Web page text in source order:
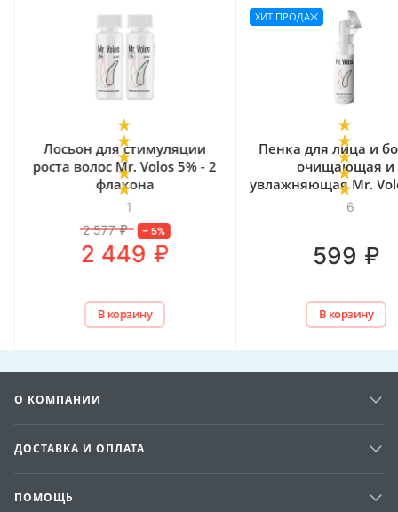
1
Лосьон для стимуляции
роста волос Mr. Volos 5% - 2
флакона
2 577 ₽ – 5%
2 449 ₽
В корзину
ХИТ ПРОДАЖ
6
Пенка для лица и
очищающая и
увлажняющая Mr.
мл
599 ₽
В корзину
О КОМПАНИИ
ДОСТАВКА И ОПЛАТА
ПОМОЩЬ